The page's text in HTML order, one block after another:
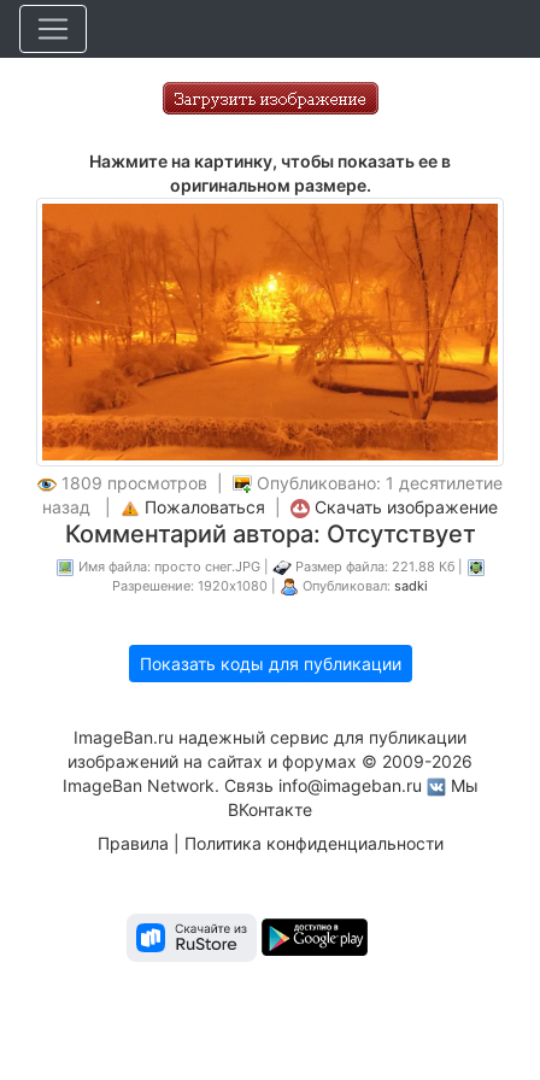
Нажмите на картинку, чтобы показать ее в
оригинальном размере.
1809 просмотров |
Опубликовано: 1 десятилетие
назад |
Пожаловаться Скачать изображение
Комментарий автора: Отсутствует
Имя файла: просто снег.JPG |
Размер файла: 221.88 Кб |
Разрешение: 1920x1080 |
Опубликовал: sadki
Показать коды для публикации
ImageBan.ru надежный сервис для публикации
изображений на сайтах и форумах © 2009-2026
ImageBan Network. Связь info@imageban.ru
Мы
ВКонтакте
Правила
Политика конфиденциальности